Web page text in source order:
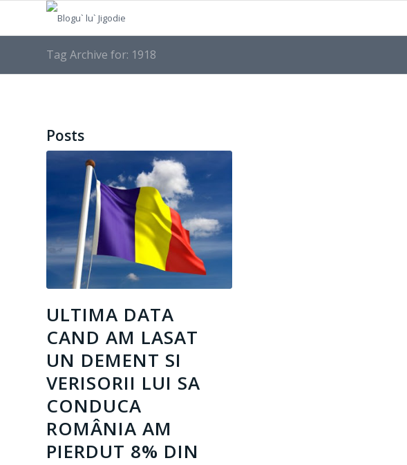
Tag Archive for: 1918
Posts
ULTIMA DATA
CAND AM LASAT
UN DEMENT SI
VERISORII LUI SA
CONDUCA
ROMÂNIA AM
PIERDUT 8% DIN